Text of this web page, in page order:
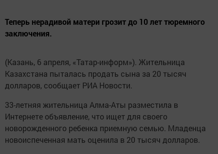
Теперь нерадивой матери грозит до 10 лет тюремного
заключения.
(Казань, 6 апреля, «Татар-информ»). Жительница
Казахстана пыталась продать сына за 20 тысяч
долларов, сообщает РИА Новости.
33-летняя жительница Алма-Аты разместила в
Интернете объявление, что ищет для своего
новорожденного ребенка приемную семью. Младенца
новоиспеченная мать оценила в 20 тысяч долларов.